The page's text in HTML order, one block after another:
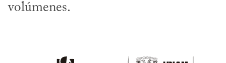
volúmenes.